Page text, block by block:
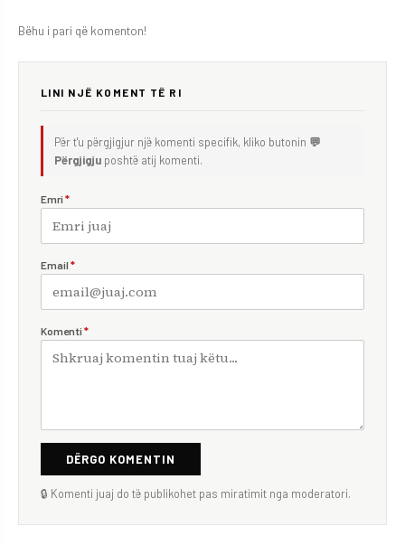
Bëhu i pari që komenton!
LINI NJË KOMENT TË RI
Për t'u përgjigjur një komenti specifik, kliko butonin 💬
Përgjigju poshtë atij komenti.
Emri *
Email *
Komenti *
DËRGO KOMENTIN
🔒 Komenti juaj do të publikohet pas miratimit nga moderatori.